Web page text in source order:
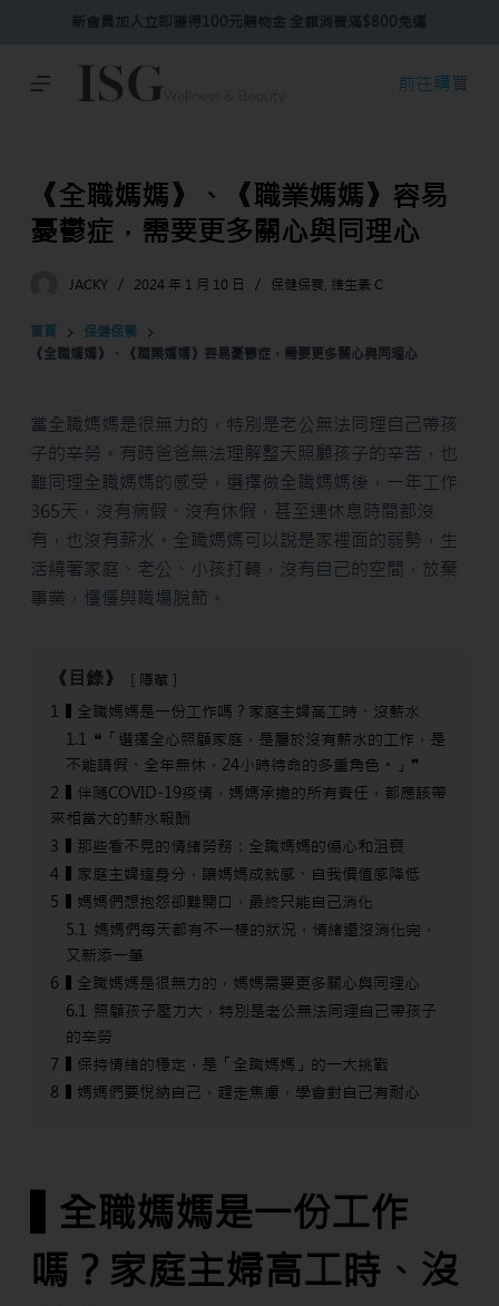
主
新會員加入立即獲得100元購物金 全館消費滿$800免運
前往購買
《全職媽媽》、《職業媽媽》容易
憂鬱症，需要更多關心與同理心
JACKY 2024 年 1 月 10 日 保健保養, 維生素 C
首頁
保健保養
《全職媽媽》、《職業媽媽》容易憂鬱症，需要更多關心與同理心
當全職媽媽是很無力的，特別是老公無法同理自己帶孩
子的辛勞。有時爸爸無法理解整天照顧孩子的辛苦，也
難同理全職媽媽的感受，選擇做全職媽媽後，一年工作
365天，沒有病假、沒有休假，甚至連休息時間都沒
有，也沒有薪水。全職媽媽可以說是家裡面的弱勢，生
活繞著家庭、老公、小孩打轉，沒有自己的空間，放棄
事業，慢慢與職場脫節。
《目錄》 隱藏
1
▌全職媽媽是一份工作嗎？家庭主婦高工時、沒薪水
1.1 ❝「選擇全心照顧家庭，是屬於沒有薪水的工作，是
不能請假、全年無休，24小時待命的多重角色。」❞
2
▌伴隨COVID-19疫情，媽媽承擔的所有責任，都應該帶
來相當大的薪水報酬
3
▌那些看不見的情緒勞務：全職媽媽的傷心和沮喪
4
▌家庭主婦這身分，讓媽媽成就感、自我價值感降低
5
▌媽媽們想抱怨卻難開口，最終只能自己消化
5.1 媽媽們每天都有不一樣的狀況，情緒還沒消化完，
又新添一筆
6
▌全職媽媽是很無力的，媽媽需要更多關心與同理心
6.1
照顧孩子壓力大，特別是老公無法同理自己帶孩子
的辛勞
7
▌保持情緒的穩定，是「全職媽媽」的一大挑戰
8
▌媽媽們要悅納自己，趕走焦慮，學會對自己有耐心
▌全職媽媽是一份工作
嗎？家庭主婦高工時、沒